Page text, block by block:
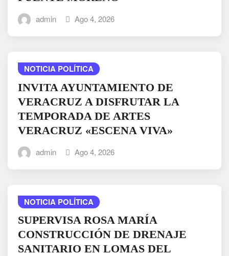
admin Ago 4, 2026
NOTICIA POLÍTICA
INVITA AYUNTAMIENTO DE
VERACRUZ A DISFRUTAR LA
TEMPORADA DE ARTES
VERACRUZ «ESCENA VIVA»
admin Ago 4, 2026
NOTICIA POLÍTICA
SUPERVISA ROSA MARÍA
CONSTRUCCIÓN DE DRENAJE
SANITARIO EN LOMAS DEL